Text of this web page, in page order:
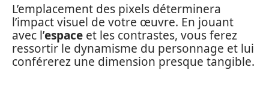
L’emplacement des pixels déterminera
l’impact visuel de votre œuvre. En jouant
avec l’espace et les contrastes, vous ferez
ressortir le dynamisme du personnage et lui
conférerez une dimension presque tangible.